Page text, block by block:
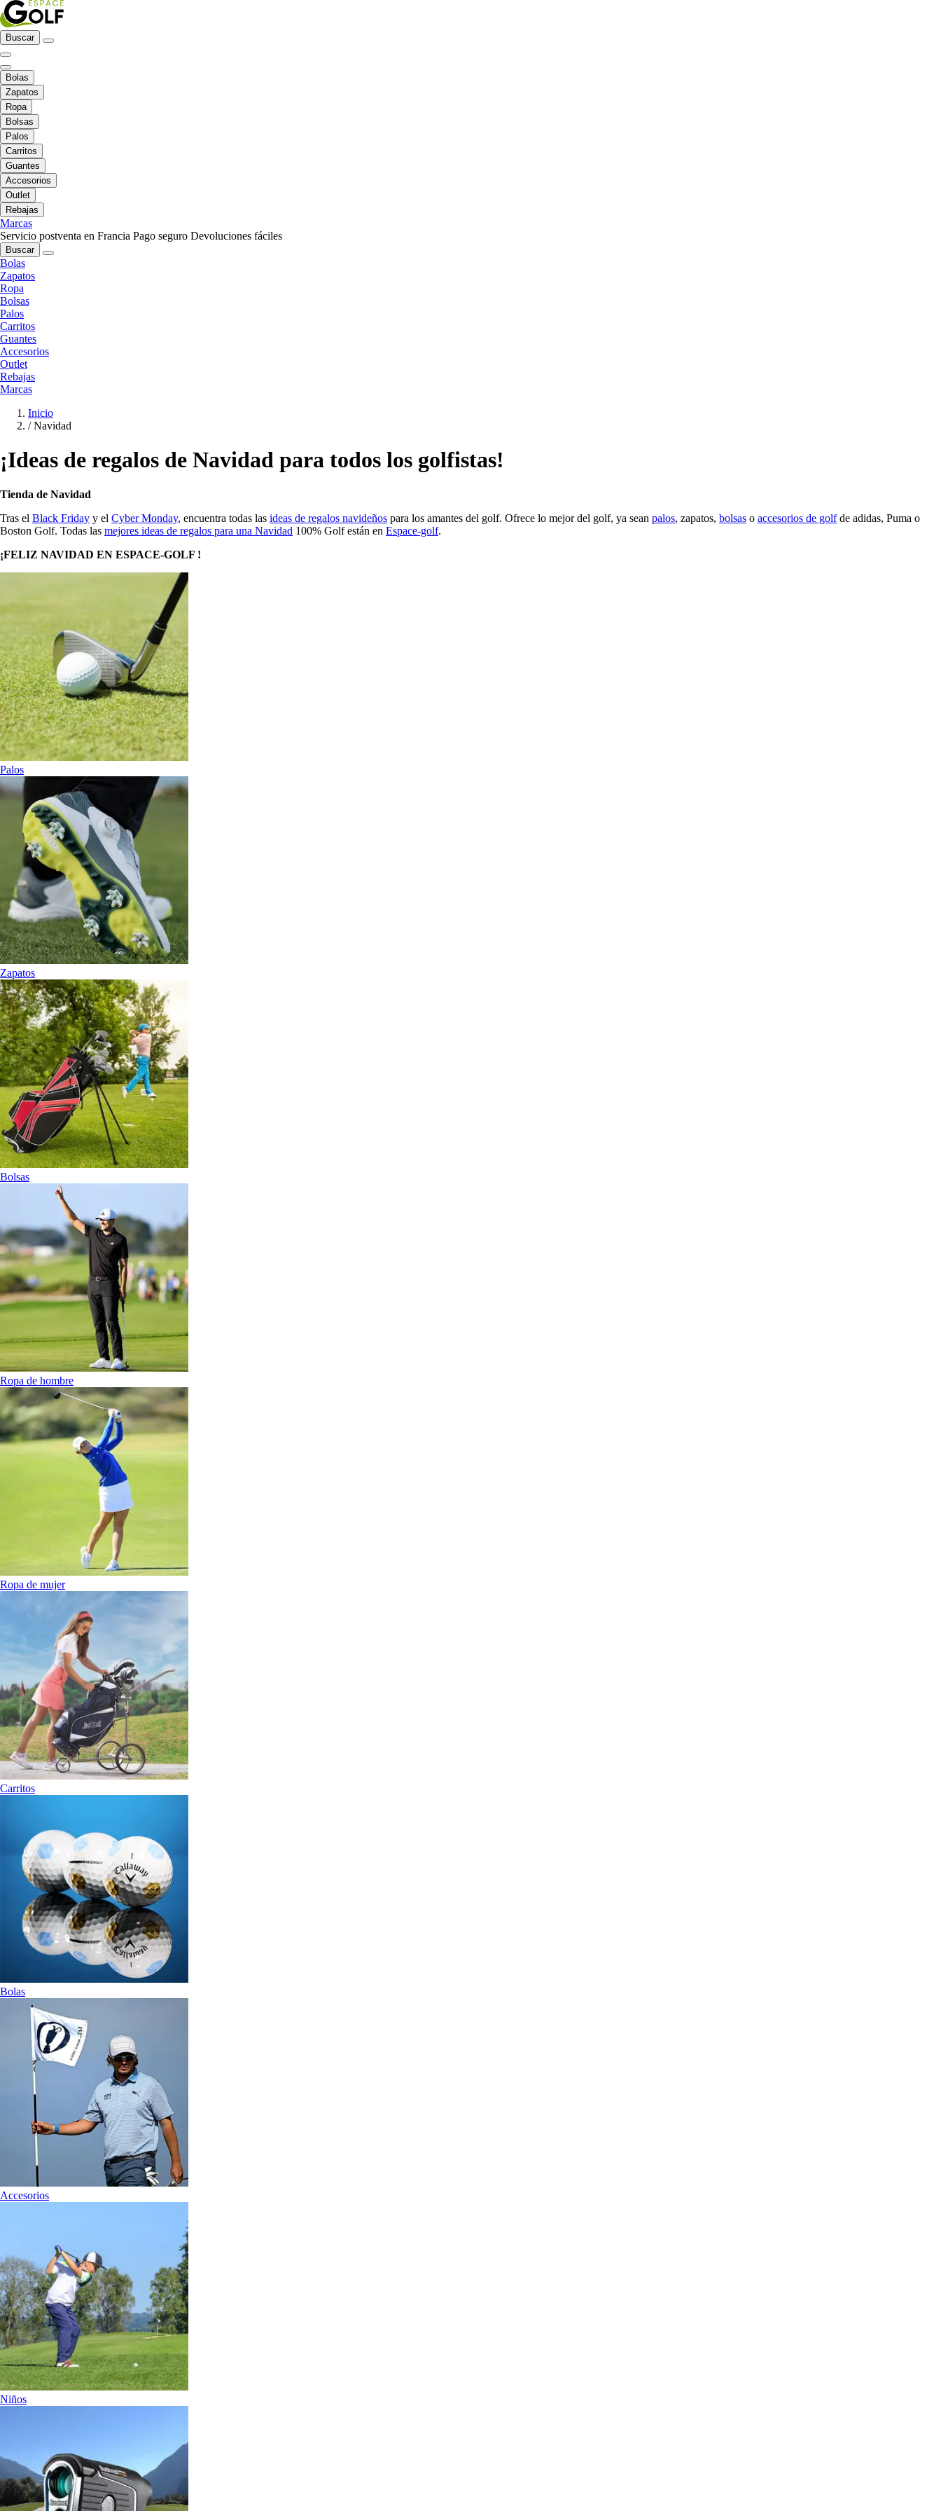
Buscar
Bolas
Zapatos
Ropa
Bolsas
Palos
Carritos
Guantes
Accesorios
Outlet
Rebajas
Marcas
Servicio postventa en Francia Pago seguro Devoluciones fáciles
Buscar
Bolas
Zapatos
Ropa
Bolsas
Palos
Carritos
Guantes
Accesorios
Outlet
Rebajas
Marcas
Inicio
/ Navidad
¡Ideas de regalos de Navidad para todos los golfistas!
Tienda de Navidad
Tras el Black Friday y el Cyber Monday, encuentra todas las ideas de regalos navideños para los amantes del golf. Ofrece lo mejor del golf, ya sean palos, zapatos, bolsas o accesorios de golfde adidas, Puma o
Boston Golf. Todas las mejores ideas de regalos para una Navidad 100% Golf están en Espace-golf.
¡FELIZ NAVIDAD EN ESPACE-GOLF !
Palos
Zapatos
Bolsas
Ropa de hombre
Ropa de mujer
Carritos
Bolas
Accesorios
Niños